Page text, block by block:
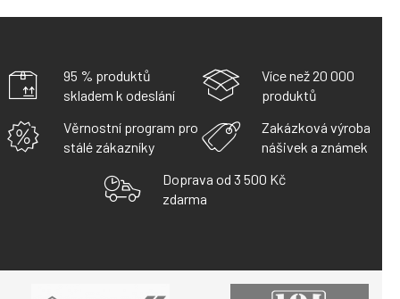
L
A
C
R
K
Y
V
95 % produktů
skladem k odeslání
Více než 20 000
produktů
Věrnostní program pro
stálé zákazníky
Zakázková výroba
nášivek a známek
Doprava od 3 500 Kč
zdarma